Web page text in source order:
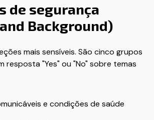
de segurança
Background)
mais sensíveis. São cinco grupos
resposta "Yes" ou "No" sobre temas
e condições de saúde